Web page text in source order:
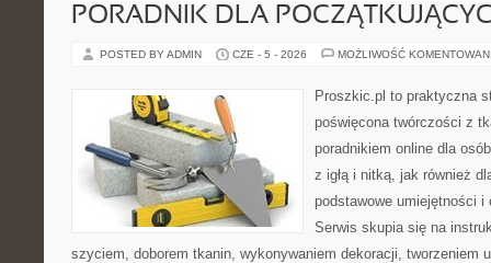
PORADNIK DLA
POSTED BY ADMIN CZE - 5 - 2026 MOŻLIWOŚĆ
Proszkic.pl to praktyczna
poświęcona twórczości z
poradnikiem online dla
z igłą i nitką, jak również
podstawowe umiejętności
Serwis skupia się na
szyciem, doborem tkanin, wykonywaniem dekoracji, tworzeniem